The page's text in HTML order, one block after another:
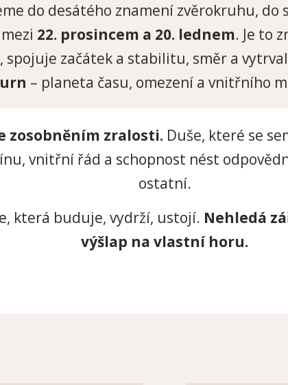
do desátého znamení zvěrokruhu, do
22. prosincem a 20. lednem. Je to
, spojuje začátek a stabilitu, směr a
– planeta času, omezení a vnitřního
zosobněním zralosti.Duše, které se
vnitřní řád a schopnost nést
ostatní.
která buduje, vydrží, ustojí. Nehledá
výšlap na vlastní horu.